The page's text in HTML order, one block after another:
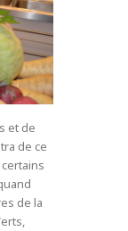
et de
de ce
de la